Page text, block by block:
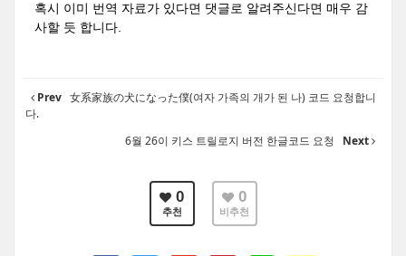
혹시 이미 번역 자료가 있다면 댓글로 알려주신다면 매우 감
사할 듯 합니다.
Prev 女系家族の犬になった僕(여자 가족의 개가 된 나) 코드 요청합니
다.
6월 26이 키스 트릴로지 버전 한글코드 요청
Next
0
추천
0
비추천